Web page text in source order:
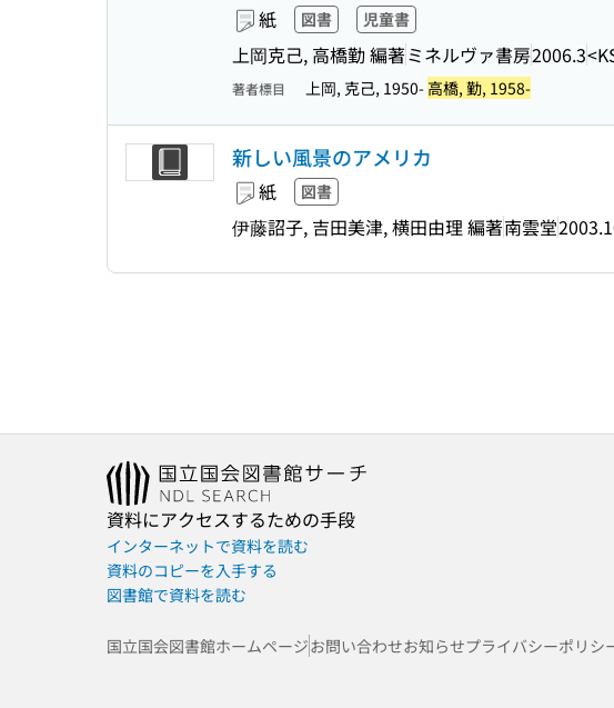
紙 図書 児童書
上岡克己, 高橋勤 編著ミネルヴァ書房2006.3
著者標目 上岡, 克己, 1950- 高橋, 勤, 1958-
新しい風景のアメリカ
紙 図書
伊藤詔子, 吉田美津, 横田由理 編著南雲堂
資料にアクセスするための手段
インターネットで資料を読む
資料のコピーを入手する
図書館で資料を読む
国立国会図書館ホームページお問い合わせお知らせプライバシーポリシ